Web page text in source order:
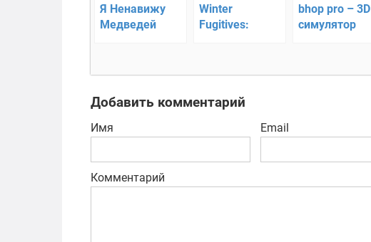
Я Ненавижу
Медведей
Winter
Fugitives:
bhop pro – 3D
симулятор
Добавить комментарий
Имя Email
Комментарий